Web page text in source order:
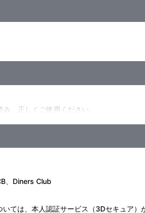
、正しくご使用ください。
、厚み14mm以内の端末でお使いいただけ
に対応)
せん。
せん。
、Diners Club
ては、本人認証サービス（3Dセキュア